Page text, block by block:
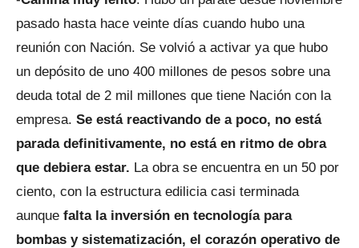
pasado hasta hace veinte días cuando hubo una
reunión con Nación. Se volvió a activar ya que hubo
un depósito de uno 400 millones de pesos sobre una
deuda total de 2 mil millones que tiene Nación con la
empresa. Se está reactivando de a poco, no está
parada definitivamente, no está en ritmo de obra
que debiera estar. La obra se encuentra en un 50 por
ciento, con la estructura edilicia casi terminada
aunque falta la inversión en tecnología para
bombas y sistematización, el corazón operativo de